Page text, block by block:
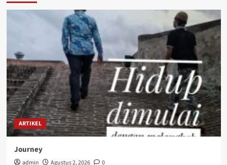
ARTIKEL
Journey
admin Agustus 2, 2026 0